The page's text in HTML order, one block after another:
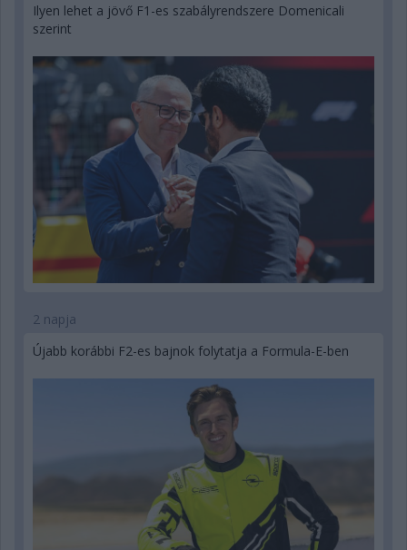
Ilyen lehet a jövő F1-es szabályrendszere Domenicali
szerint
2 napja
Újabb korábbi F2-es bajnok folytatja a Formula-E-ben